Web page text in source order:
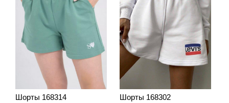
Шорты 168314
Шорты 168302